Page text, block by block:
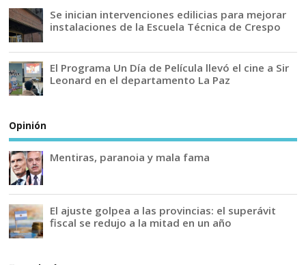
Se inician intervenciones edilicias para mejorar
instalaciones de la Escuela Técnica de Crespo
El Programa Un Día de Película llevó el cine a Sir
Leonard en el departamento La Paz
Opinión
Mentiras, paranoia y mala fama
El ajuste golpea a las provincias: el superávit
fiscal se redujo a la mitad en un año